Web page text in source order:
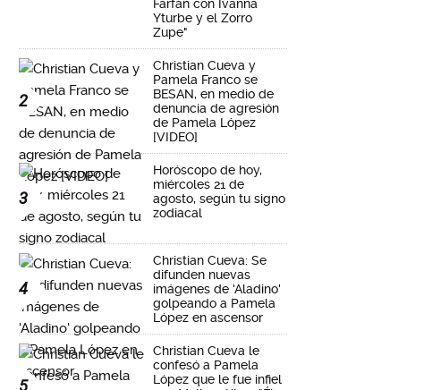
Farfán con Ivanna
Yturbe y el Zorro
Zupe"
2
Christian Cueva y
Pamela Franco se
BESAN, en medio de
denuncia de agresión
de Pamela López
[VIDEO]
3
Horóscopo de hoy,
miércoles 21 de
agosto, según tu signo
zodiacal
4
Christian Cueva: Se
difunden nuevas
imágenes de 'Aladino'
golpeando a Pamela
López en ascensor
5
Christian Cueva le
confesó a Pamela
López que le fue infiel